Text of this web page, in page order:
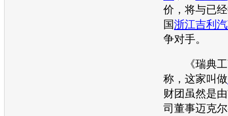
价，将与已
国浙江吉利
争对手。
《瑞典工
称，这家叫做
财团虽然是
司董事迈克